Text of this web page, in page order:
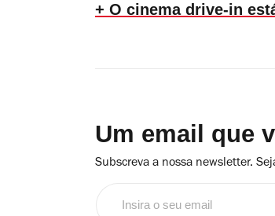
+ O cinema drive-in
Um email que
Subscreva a nossa newsletter.